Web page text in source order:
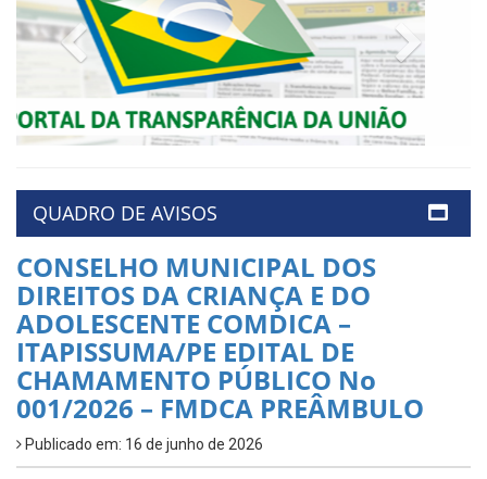
Previous
QUADRO DE AVISOS
CONSELHO MUNICIPAL DOS
DIREITOS DA CRIANÇA E DO
ADOLESCENTE COMDICA –
ITAPISSUMA/PE EDITAL DE
CHAMAMENTO PÚBLICO No
001/2026 – FMDCA PREÂMBULO
Publicado em: 16 de junho de 2026